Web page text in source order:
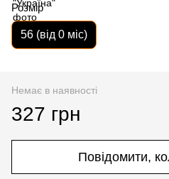
Розмір
56 (від 0 міс)
Немає в наявності
327 грн
Повідомити,